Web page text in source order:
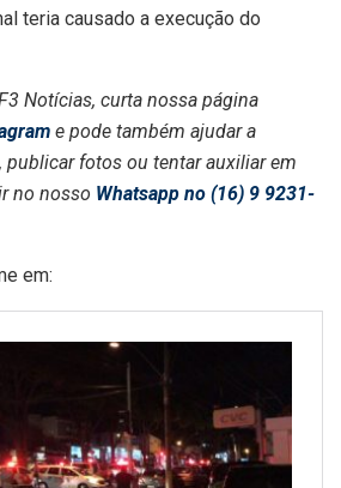
teria causado a execução do
Notícias, curta nossa página
e pode também ajudar a
fotos ou tentar auxiliar em
no nosso Whatsapp no (16) 9 9231-
em: